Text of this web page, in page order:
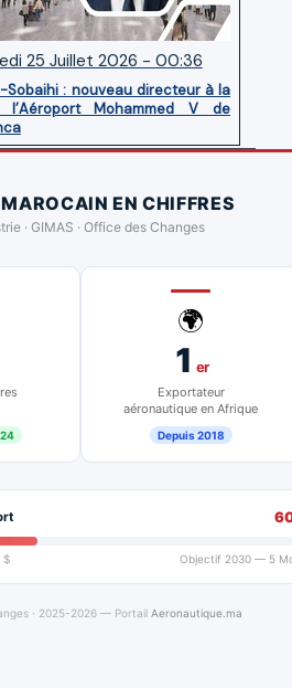
25 Juillet 2026 - 00:36
Sobaihi : nouveau directeur à la
Mohammed V de
EN CHIFFRES
· GIMAS · Office des Changes
🌍
1 er
Exportateur
aéronautique en Afrique
Depuis 2018
$ Objectif 2030 — 5
· 2025-2026 — Portail Aeronautique.ma